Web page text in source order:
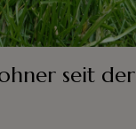
seit der